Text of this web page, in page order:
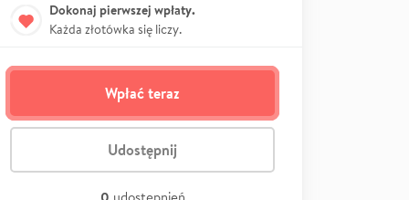
Dokonaj pierwszej wpłaty.
Każda złotówka się liczy.
Wpłać teraz
Udostępnij